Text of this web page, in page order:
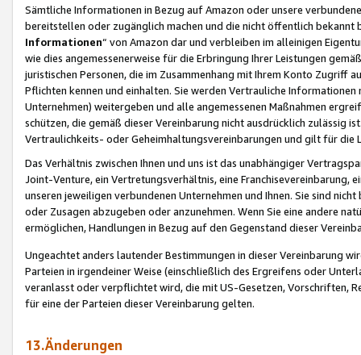
Sämtliche Informationen in Bezug auf Amazon oder unsere
bereitstellen oder zugänglich machen und die nicht öffentlich
Informationen“ von Amazon dar und verbleiben im alleinigen
wie dies angemessenerweise für die Erbringung Ihrer Leistungen
juristischen Personen, die im Zusammenhang mit Ihrem Konto
Pflichten kennen und einhalten. Sie werden Vertrauliche
Unternehmen) weitergeben und alle angemessenen Maßnahmen
schützen, die gemäß dieser Vereinbarung nicht ausdrücklich zulässig
Vertraulichkeits- oder Geheimhaltungsvereinbarungen und gilt für die
Das Verhältnis zwischen Ihnen und uns ist das unabhängiger
Joint-Venture, ein Vertretungsverhältnis, eine Franchisevereinbarung,
unseren jeweiligen verbundenen Unternehmen und Ihnen. Sie sind
oder Zusagen abzugeben oder anzunehmen. Wenn Sie eine andere
ermöglichen, Handlungen in Bezug auf den Gegenstand dieser
Ungeachtet anders lautender Bestimmungen in dieser Vereinbarung
Parteien in irgendeiner Weise (einschließlich des Ergreifens oder
veranlasst oder verpflichtet wird, die mit US-Gesetzen, Vorschriften,
für eine der Parteien dieser Vereinbarung gelten.
13.Änderungen